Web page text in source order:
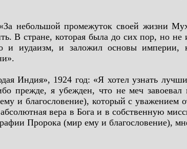
небольшой промежуток своей жизни
В стране, которая была до сих пор, но не
и иудаизм, и заложил основы империи,
Индия», 1924 год: «Я хотел узнать
прежде, я убежден, что не меч
и благословение), который с уважением
вера в Бога и в собственную
Пророка (мир ему и благословение),